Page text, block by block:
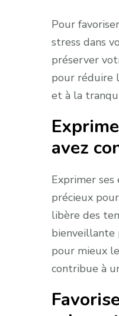
Pour
stress dans
préserver
pour réduire
et à la
avez
Exprimer
précieux
libère des
bienveillante
pour mieux
contribue à